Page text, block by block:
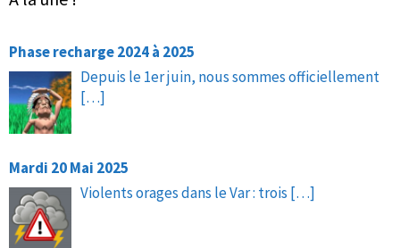
Phase recharge 2024 à 2025
Depuis le 1er juin, nous sommes officiellement
[…]
Mardi 20 Mai 2025
Violents orages dans le Var : trois […]